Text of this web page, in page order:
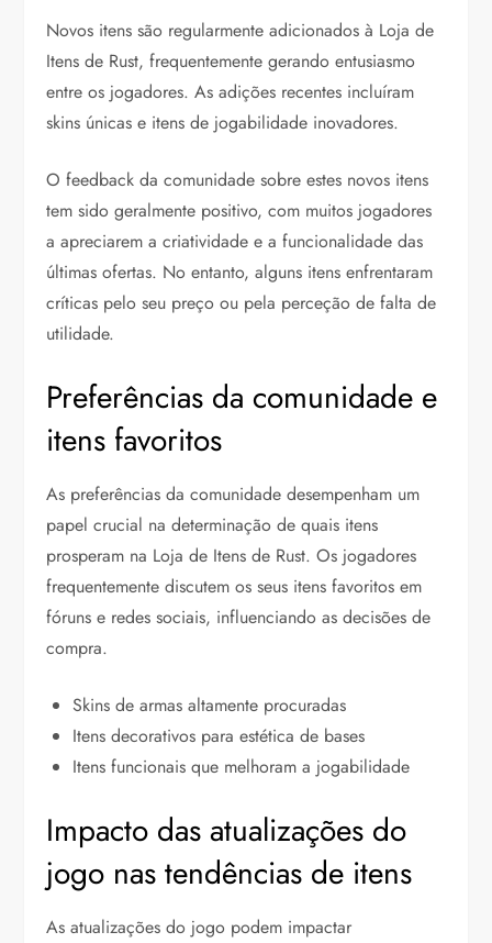
Novos itens são regularmente adicionados à Loja de
Itens de Rust, frequentemente gerando entusiasmo
entre os jogadores. As adições recentes incluíram
skins únicas e itens de jogabilidade inovadores.
O feedback da comunidade sobre estes novos itens
tem sido geralmente positivo, com muitos jogadores
a apreciarem a criatividade e a funcionalidade das
últimas ofertas. No entanto, alguns itens enfrentaram
críticas pelo seu preço ou pela perceção de falta de
utilidade.
Preferências da comunidade e
itens favoritos
As preferências da comunidade desempenham um
papel crucial na determinação de quais itens
prosperam na Loja de Itens de Rust. Os jogadores
frequentemente discutem os seus itens favoritos em
fóruns e redes sociais, influenciando as decisões de
compra.
Skins de armas altamente procuradas
Itens decorativos para estética de bases
Itens funcionais que melhoram a jogabilidade
Impacto das atualizações do
jogo nas tendências de itens
As atualizações do jogo podem impactar